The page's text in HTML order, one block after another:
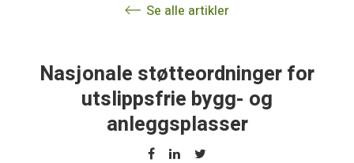
Se alle artikler
Nasjonale støtteordninger for
utslippsfrie bygg- og
anleggsplasser